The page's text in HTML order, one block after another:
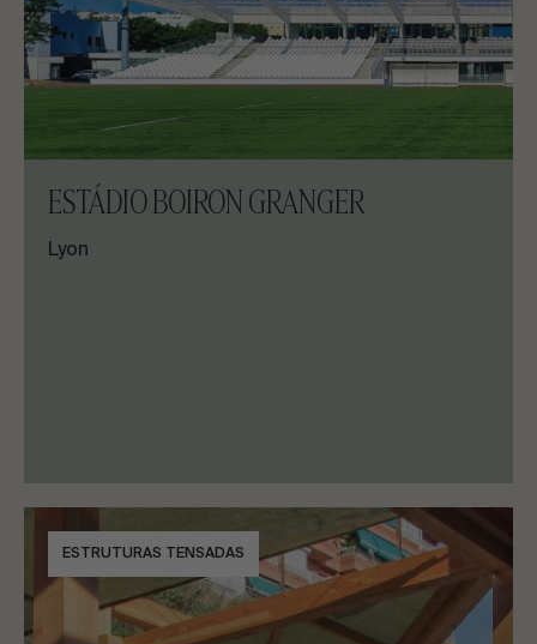
ESTÁDIO BOIRON GRANGER
Lyon
ESTRUTURAS TENSADAS